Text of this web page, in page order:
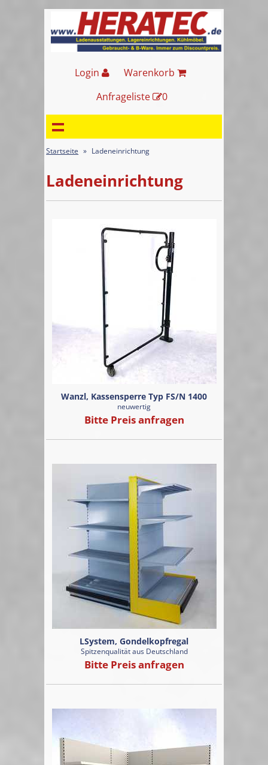
Login
Warenkorb
Anfrageliste
0
Startseite » Ladeneinrichtung
Ladeneinrichtung
Wanzl, Kassensperre Typ FS/N 1400
neuwertig
Bitte Preis anfragen
LSystem, Gondelkopfregal
Spitzenqualität aus Deutschland
Bitte Preis anfragen